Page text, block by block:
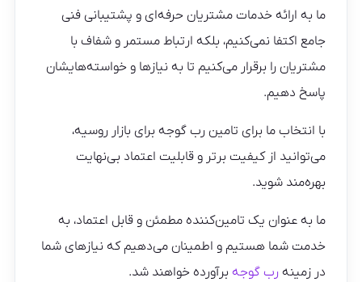
ما به ارائه خدمات مشتریان حرفه‌ای و پشتیبانی فنی
جامع اکتفا نمی‌کنیم، بلکه ارتباط مستمر و شفاف با
مشتریان را برقرار می‌کنیم تا به نیازها و خواسته‌هایشان
پاسخ دهیم.
با انتخاب ما برای تامین رب گوجه برای بازار روسیه،
می‌توانید از کیفیت برتر و قابلیت اعتماد بی‌نهایت
بهره‌مند شوید.
ما به عنوان یک تامین‌کننده مطمئن و قابل اعتماد، به
خدمت شما هستیم و اطمینان می‌دهیم که نیازهای شما
در زمینه رب گوجه برآورده خواهند شد.